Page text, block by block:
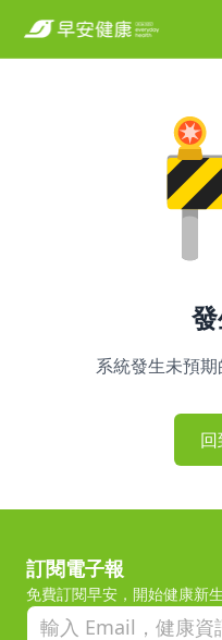
系統發生未預期
訂閱電子報
免費訂閱早安，開始健康新